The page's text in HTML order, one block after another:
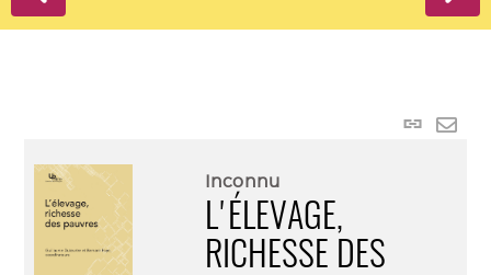
Lien
Inconnu
L'ÉLEVAGE,
RICHESSE DES